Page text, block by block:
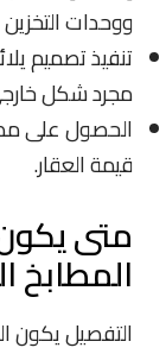
ووحدات
تنفيذ تصميم
مجرد شكل
الحصول على
قيمة العقار.
متى
المطابخ
التفصيل يكون